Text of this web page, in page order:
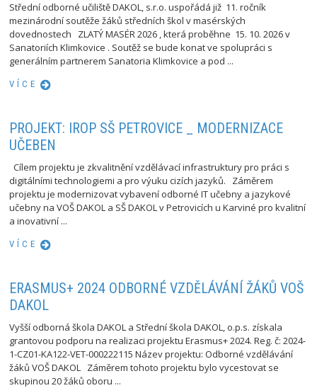
Střední odborné učiliště DAKOL, s.r.o. uspořádá již 11. ročník
mezinárodní soutěže žáků středních škol v masérských
dovednostech ZLATÝ MASÉR 2026 , která proběhne 15. 10. 2026 v
Sanatoriích Klimkovice . Soutěž se bude konat ve spolupráci s
generálním partnerem Sanatoria Klimkovice a pod ...
VÍCE
PROJEKT: IROP SŠ PETROVICE _ MODERNIZACE
UČEBEN
Cílem projektu je zkvalitnění vzdělávací infrastruktury pro práci s
digitálními technologiemi a pro výuku cizích jazyků. Záměrem
projektu je modernizovat vybavení odborné IT učebny a jazykové
učebny na VOŠ DAKOL a SŠ DAKOL v Petrovicích u Karviné pro kvalitní
a inovativní ...
VÍCE
ERASMUS+ 2024 ODBORNÉ VZDĚLÁVÁNÍ ŽÁKŮ VOŠ
DAKOL
Vyšší odborná škola DAKOL a Střední škola DAKOL, o.p.s. získala
grantovou podporu na realizaci projektu Erasmus+ 2024. Reg. č: 2024-
1-CZ01-KA122-VET-000222115 Název projektu: Odborné vzdělávání
žáků VOŠ DAKOL Záměrem tohoto projektu bylo vycestovat se
skupinou 20 žáků oboru ...